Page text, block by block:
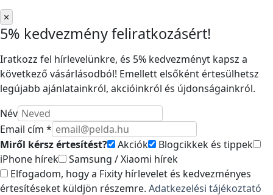
×
5% kedvezmény feliratkozásért!
Iratkozz fel hírlevelünkre, és 5% kedvezményt kapsz a
következő vásárlásodból! Emellett elsőként értesülhetsz
legújabb ajánlatainkról, akcióinkról és újdonságainkról.
Név
Email cím *
Miről kérsz értesítést?
Akciók
Blogcikkek és tippek
iPhone hírek
Samsung / Xiaomi hírek
Elfogadom, hogy a Fixity hírlevelet és kedvezményes
értesítéseket küldjön részemre. Adatkezelési tájékoztató